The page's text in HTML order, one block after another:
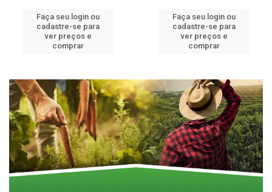
Faça seu login ou
cadastre-se para
ver preços e
comprar
Faça seu login ou
cadastre-se para
ver preços e
comprar